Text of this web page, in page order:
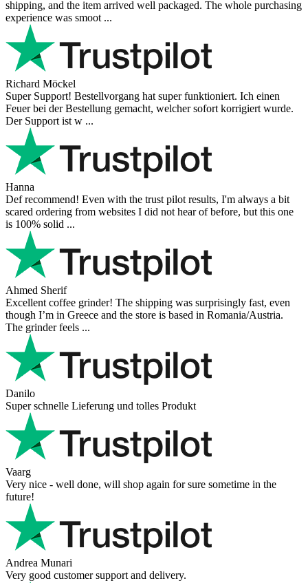
I bought a cafelat robot, the delivery was really fast and the products
were in great conditions. I will be buying again. The shipping to
Switzerland ...
Mihaylovich
perfect all product,company,delivery, thanks recomended
Nerijus
Excellent store! Friendly and professional communication, fast
shipping, and the item arrived well packaged. The whole purchasing
experience was smoot ...
Richard Möckel
Super Support! Bestellvorgang hat super funktioniert. Ich einen
Feuer bei der Bestellung gemacht, welcher sofort korrigiert wurde.
Der Support ist w ...
Hanna
Def recommend! Even with the trust pilot results, I'm always a bit
scared ordering from websites I did not hear of before, but this one
is 100% solid ...
Ahmed Sherif
Excellent coffee grinder! The shipping was surprisingly fast, even
though I’m in Greece and the store is based in Romania/Austria.
The grinder feels ...